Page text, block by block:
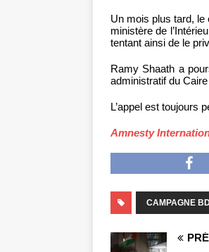
Un mois plus tard, le
ministère de
tentant ainsi de le
Ramy Shaath a
administratif du
L’appel est toujours
Amnesty
CAMPAGNE